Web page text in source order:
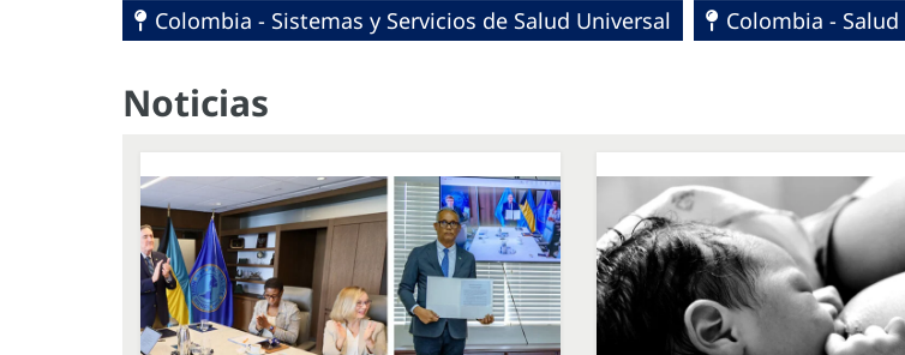
Colombia - Sistemas y Servicios de Salud Universal
Colombia -
Noticias